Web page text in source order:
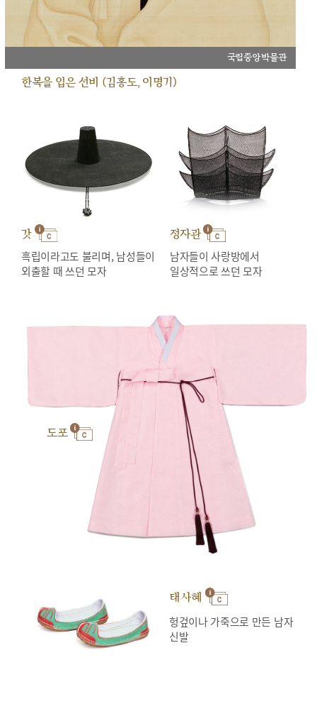
국립중앙박물관
한복을 입은 선비 (김홍도, 이명기)
갓
흑립이라고도 불리며, 남성들이
외출할 때 쓰던 모자
정자관
남자들이 사랑방에서
일상적으로 쓰던 모자
도포
태사혜
헝겊이나 가죽으로 만든 남자
신발